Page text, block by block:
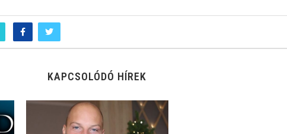
KAPCSOLÓDÓ HÍREK